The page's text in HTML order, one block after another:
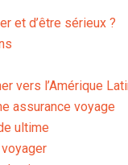
et d’être sérieux ?
vers l’Amérique
assurance voyage
ultime